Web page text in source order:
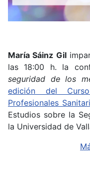
María Sáinz Gil
las 18:00 h. la
seguridad de los
edición del
Profesionales
Estudios sobre la
la Universidad de